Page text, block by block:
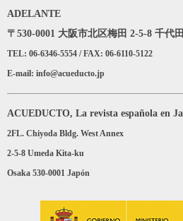
ADELANTE
〒530-0001 大阪市北区梅田 2-5-8 千代
TEL: 06-6346-5554 / FAX: 06-6110-5122
E-mail: info@acueducto.jp
ACUEDUCTO, La revista española en
2FL. Chiyoda Bldg. West Annex
2-5-8 Umeda Kita-ku
Osaka 530-0001 Japón